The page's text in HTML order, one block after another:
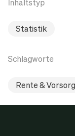
Inhaltstyp
Statistik
Schlagworte
Rente &